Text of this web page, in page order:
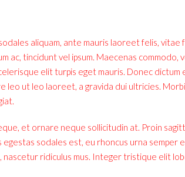
aliquam, ante mauris laoreet felis, vitae
ac, tincidunt vel ipsum. Maecenas
elit turpis eget mauris. Donec
leo ut leo laoreet, a gravida dui ultricies.
et ornare neque sollicitudin at. Proin
sodales est, eu rhoncus urna semper
ridiculus mus. Integer tristique elit